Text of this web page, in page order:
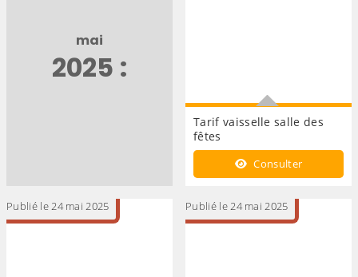
mai
2025 :
Tarif vaisselle salle des
fêtes
Tarif vaisselle salle des fêtes
Consulter
Publié le 24 mai 2025 Publié le 24 mai 2025